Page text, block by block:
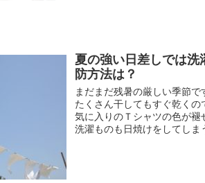
夏の強い日差しでは
防方法は？
まだまだ残暑の厳しい季節
たくさん干してもすぐ乾く
気に入りのＴシャツの色が
洗濯ものも日焼けをしてしま